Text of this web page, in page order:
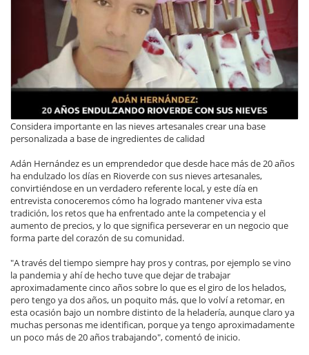
Considera importante en las nieves artesanales crear una base
personalizada a base de ingredientes de calidad
Adán Hernández es un emprendedor que desde hace más de 20 años
ha endulzado los días en Rioverde con sus nieves artesanales,
convirtiéndose en un verdadero referente local, y este día en
entrevista conoceremos cómo ha logrado mantener viva esta
tradición, los retos que ha enfrentado ante la competencia y el
aumento de precios, y lo que significa perseverar en un negocio que
forma parte del corazón de su comunidad.
"A través del tiempo siempre hay pros y contras, por ejemplo se vino
la pandemia y ahí de hecho tuve que dejar de trabajar
aproximadamente cinco años sobre lo que es el giro de los helados,
pero tengo ya dos años, un poquito más, que lo volví a retomar, en
esta ocasión bajo un nombre distinto de la heladería, aunque claro ya
muchas personas me identifican, porque ya tengo aproximadamente
un poco más de 20 años trabajando", comentó de inicio.